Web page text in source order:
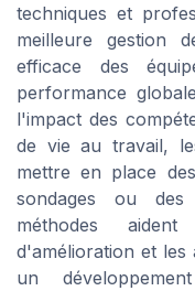
techniques et
meilleure gestion
efficace des
performance
l'impact des
de vie au travail,
mettre en place
sondages ou des
méthodes
d'amélioration et les
un